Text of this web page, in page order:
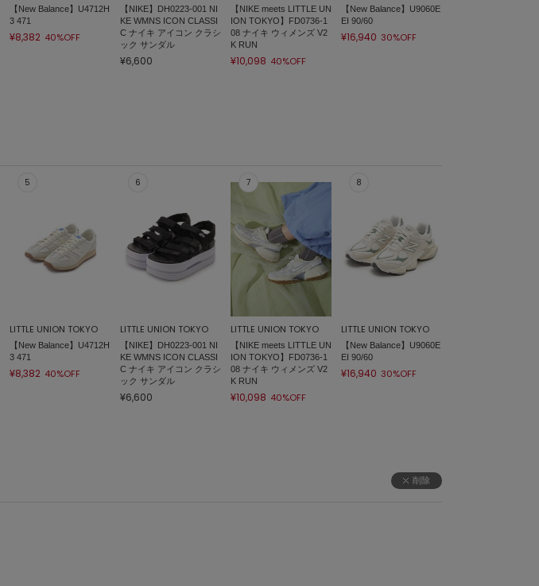
【New Balance】U4712H
3 471
¥8,382 40%OFF
【NIKE】DH0223-001 NI
KE WMNS ICON CLASSI
C ナイキ アイコン クラシ
ック サンダル
¥6,600
【NIKE meets LITTLE UN
ION TOKYO】FD0736-1
08 ナイキ ウィメンズ V2
K RUN
¥10,098 40%OFF
【New Balance】U9060E
EI 90/60
¥16,940 30%OFF
LITTLE UNION TOKYO
【New Balance】U4712H
3 471
¥8,382 40%OFF
LITTLE UNION TOKYO
【NIKE】DH0223-001 NI
KE WMNS ICON CLASSI
C ナイキ アイコン クラシ
ック サンダル
¥6,600
LITTLE UNION TOKYO
【NIKE meets LITTLE UN
ION TOKYO】FD0736-1
08 ナイキ ウィメンズ V2
K RUN
¥10,098 40%OFF
LITTLE UNION TOKYO
【New Balance】U9060E
EI 90/60
¥16,940 30%OFF
削除